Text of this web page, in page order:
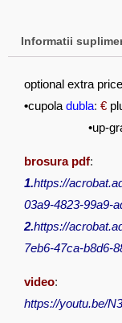
Informatii
optional extra
•cupola dubla: €
•up-
brosura pdf:
1.https://
03a9-4823-99a9-
2.https://
7eb6-47ca-b8d6-
video:
https://youtu.be/